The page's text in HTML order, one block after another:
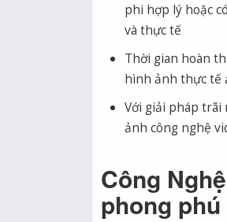
phi hợp lý hoặc
và thực tế
Thời gian hoàn
hình ảnh thực tế
Với giải pháp trãi
ảnh công nghệ
Công
phong phú